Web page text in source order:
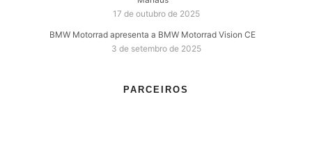
17 de outubro de 2025
BMW Motorrad apresenta a BMW Motorrad Vision CE
3 de setembro de 2025
PARCEIROS